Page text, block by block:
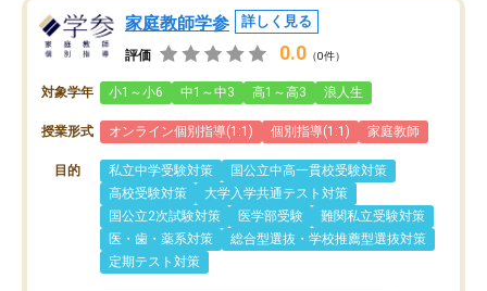
家庭教師学参 詳しく見る
評価 0.0 （0件）
対象学年 小1～小6 中1～中3 高1～高3 浪人生
授業形式 オンライン個別指導(1:1) 個別指導(1:1) 家庭教師
目的 私立中学受験対策
国公立中高一貫校受験対策
高校受験対策
大学入学共通テスト対策
国公立2次試験対策
医学部受験
難関私立受験対策
医・歯・薬系対策
総合型選抜・学校推薦型選抜対策
定期テスト対策